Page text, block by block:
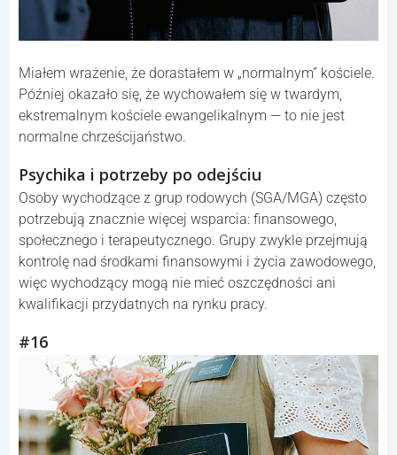
Miałem wrażenie, że dorastałem w „normalnym” kościele.
Później okazało się, że wychowałem się w twardym,
ekstremalnym kościele ewangelikalnym — to nie jest
normalne chrześcijaństwo.
Psychika i potrzeby po odejściu
Osoby wychodzące z grup rodowych (SGA/MGA) często
potrzebują znacznie więcej wsparcia: finansowego,
społecznego i terapeutycznego. Grupy zwykle przejmują
kontrolę nad środkami finansowymi i życia zawodowego,
więc wychodzący mogą nie mieć oszczędności ani
kwalifikacji przydatnych na rynku pracy.
#16